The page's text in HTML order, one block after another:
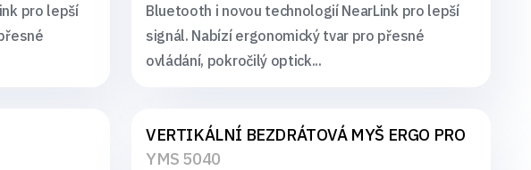
pro lepší
Bluetooth i novou technologií NearLink pro lepší
signál. Nabízí ergonomický tvar pro přesné
ovládání, pokročilý optick...
VERTIKÁLNÍ BEZDRÁTOVÁ MYŠ ERGO PRO
YMS 5040